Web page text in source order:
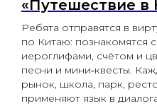
«Путешествие в
Ребята отправятся в
по Китаю: познакомятся
иероглифами, счётом и
песни и мини‑квесты.
рынок, школа, парк,
применяют язык в